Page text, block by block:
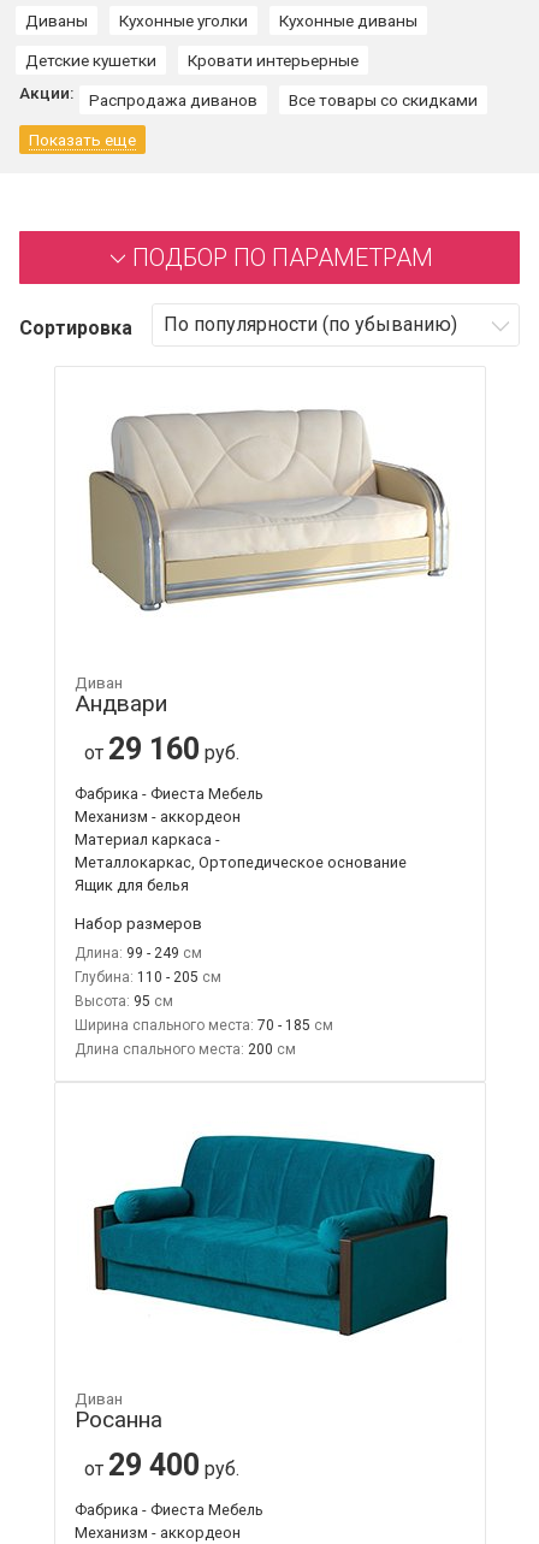
Диваны
Кухонные уголки Кухонные диваны
Детские кушетки
Кровати интерьерные
Акции:
Распродажа диванов Все товары со скидками
Показать еще
ПОДБОР ПО ПАРАМЕТРАМ
Сортировка
Диван
Андвари
от 29 160 руб.
Фабрика - Фиеста Мебель
Механизм - аккордеон
Материал каркаса -
Металлокаркас, Ортопедическое основание
Ящик для белья
Набор размеров
Длина: 99 - 249
Глубина: 110 - 205
Высота: 95
Ширина спального места: 70 - 185
Длина спального места: 200
Диван
Росанна
от 29 400 руб.
Фабрика - Фиеста Мебель
Механизм - аккордеон